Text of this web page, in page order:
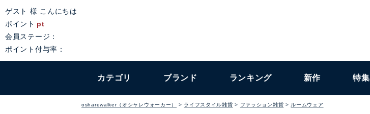
ゲスト 様 こんにちは
ポイント pt
会員ステージ：
ポイント付与率：
カテゴリ ブランド ランキング 新作 特集
osharewalker（オシャレウォーカー） ライフスタイル雑貨 ファッション雑貨 ルームウェア